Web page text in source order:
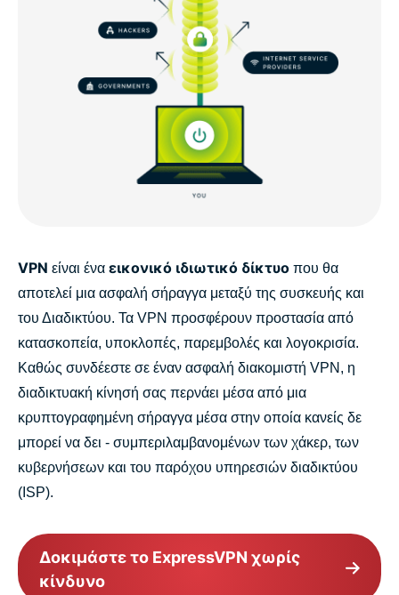
VPN είναι ένα εικονικό ιδιωτικό δίκτυο που θα
αποτελεί μια ασφαλή σήραγγα μεταξύ της συσκευής και
του Διαδικτύου. Τα VPN προσφέρουν προστασία από
κατασκοπεία, υποκλοπές, παρεμβολές και λογοκρισία.
Καθώς συνδέεστε σε έναν ασφαλή διακομιστή VPN, η
διαδικτυακή κίνησή σας περνάει μέσα από μια
κρυπτογραφημένη σήραγγα μέσα στην οποία κανείς δε
μπορεί να δει - συμπεριλαμβανομένων των χάκερ, των
κυβερνήσεων και του παρόχου υπηρεσιών διαδικτύου
(ISP).
Δοκιμάστε το ExpressVPN χωρίς
κίνδυνο